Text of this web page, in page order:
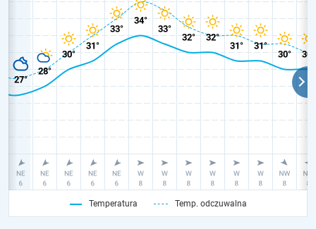
Temperatura Temp. odczuwalna